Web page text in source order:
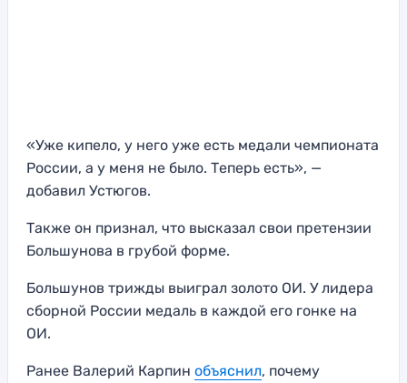
«Уже кипело, у него уже есть медали чемпионата
России, а у меня не было. Теперь есть», —
добавил Устюгов.
Также он признал, что высказал свои претензии
Большунова в грубой форме.
Большунов трижды выиграл золото ОИ. У лидера
сборной России медаль в каждой его гонке на
ОИ.
Ранее Валерий Карпин объяснил, почему